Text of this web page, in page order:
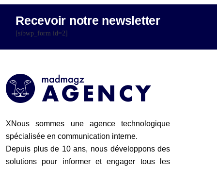
Recevoir notre newsletter
[sibwp_form id=2]
XNous sommes une agence technologique
spécialisée en communication interne.
Depuis plus de 10 ans, nous développons des
solutions pour informer et engager tous les